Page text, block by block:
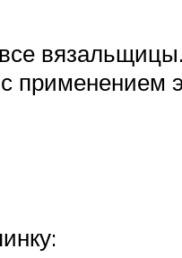
применением